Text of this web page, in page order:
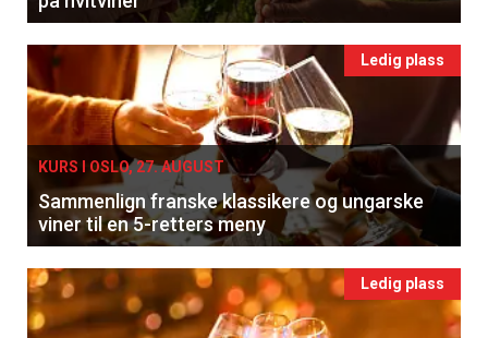
Ledig plass
KURS I OSLO, 27. AUGUST
Sammenlign franske klassikere og ungarske
viner til en 5-retters meny
Ledig plass